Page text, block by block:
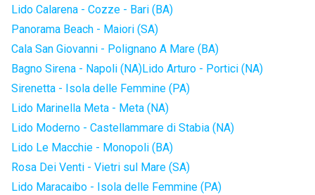
Lido Calarena - Cozze - Bari (BA)
Panorama Beach - Maiori (SA)
Cala San Giovanni - Polignano A Mare (BA)
Bagno Sirena - Napoli (NA)Lido Arturo - Portici (NA)
Sirenetta - Isola delle Femmine (PA)
Lido Marinella Meta - Meta (NA)
Lido Moderno - Castellammare di Stabia (NA)
Lido Le Macchie - Monopoli (BA)
Rosa Dei Venti - Vietri sul Mare (SA)
Lido Maracaibo - Isola delle Femmine (PA)